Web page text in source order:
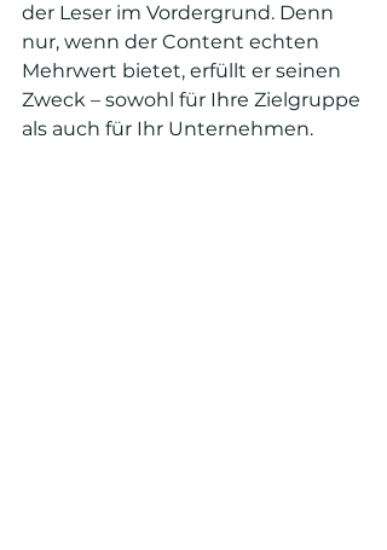
der Leser im Vordergrund. Denn
nur, wenn der Content echten
Mehrwert bietet, erfüllt er seinen
Zweck – sowohl für Ihre Zielgruppe
als auch für Ihr Unternehmen.